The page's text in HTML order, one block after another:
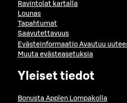
Ravintolat kartalla
Lounas
Tapahtumat
Saavutettavuus
Evästeinformaatio Avautuu
Muuta evästeasetuksia
Yleiset tiedot
Bonusta Applen Lompakolla